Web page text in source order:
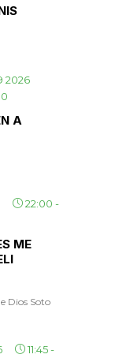
2026
A
22:00 -
ME
Dios Soto
11:45-